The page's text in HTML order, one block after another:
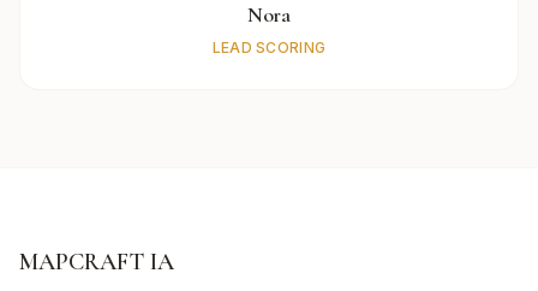
Nora
LEAD SCORING
MAPCRAFT IA